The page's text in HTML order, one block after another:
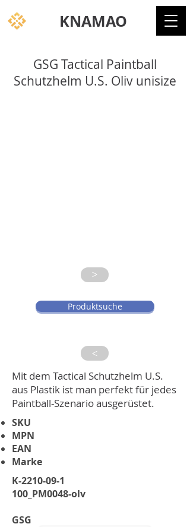
KNAMAO
GSG Tactical Paintball
Schutzhelm U.S. Oliv unisize
>
Produktsuche
>
Mit dem Tactical Schutzhelm U.S.
aus Plastik ist man perfekt für jedes
Paintball-Szenario ausgerüstet.
K-2210-09-1
100_PM0048-olv
GSG
SKU
MPN
EAN
Marke